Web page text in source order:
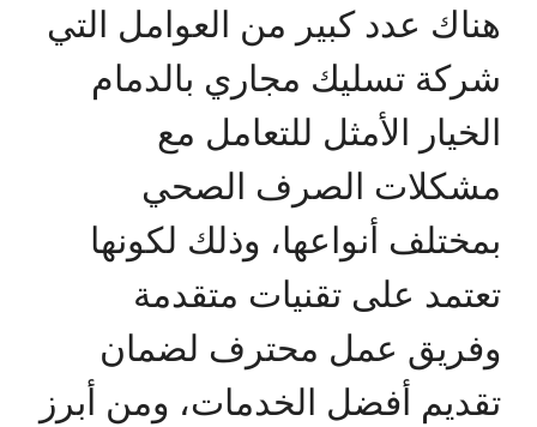
هناك عدد كبير من العوامل التي
شركة تسليك مجاري بالدمام
الخيار الأمثل للتعامل مع
مشكلات الصرف الصحي
بمختلف أنواعها، وذلك لكونها
تعتمد على تقنيات متقدمة
وفريق عمل محترف لضمان
تقديم أفضل الخدمات، ومن أبرز